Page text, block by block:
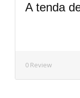
A tenda
0 Review